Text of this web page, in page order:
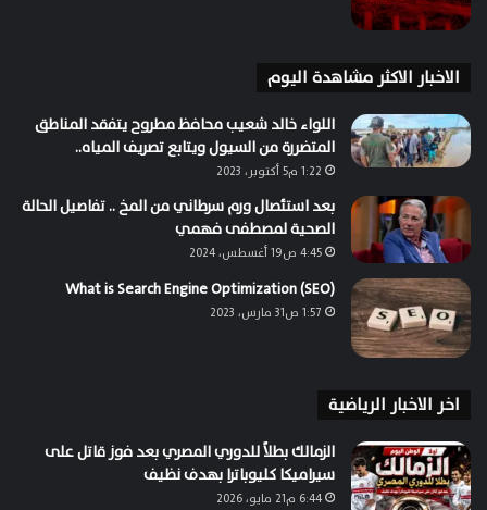
الاخبار الاكثر مشاهدة اليوم
اللواء خالد شعيب محافظ مطروح يتفقد المناطق
المتضررة من السيول ويتابع تصريف المياه..
1:22 م5 أكتوبر، 2023
بعد استئصال ورم سرطاني من المخ .. تفاصيل الحالة
الصحية لمصطفى فهمي
4:45 ص19 أغسطس، 2024
What is Search Engine Optimization (SEO)
1:57 ص31 مارس، 2023
اخر الاخبار الرياضية
الزمالك بطلاً للدوري المصري بعد فوز قاتل على
سيراميكا كليوباترا بهدف نظيف
6:44 م21 مايو، 2026